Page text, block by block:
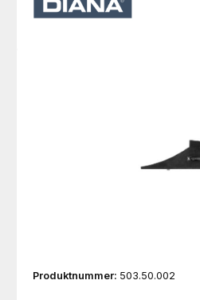
Produktnummer: 503.50.002